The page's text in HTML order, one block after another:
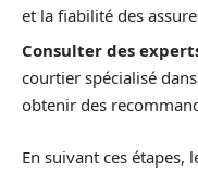
et la fiabilité des
Consulter des
courtier spécialisé
obtenir des
En suivant ces étapes,